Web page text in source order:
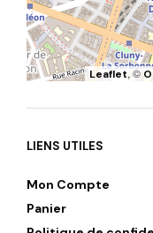
Leaflet, ©
LIENS UTILES
Mon Compte
Panier